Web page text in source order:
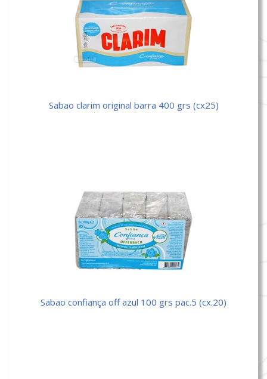
sabao clarim original barra 400 grs (cx25)
sabao confiança off azul 100 grs pac.5 (cx.20)